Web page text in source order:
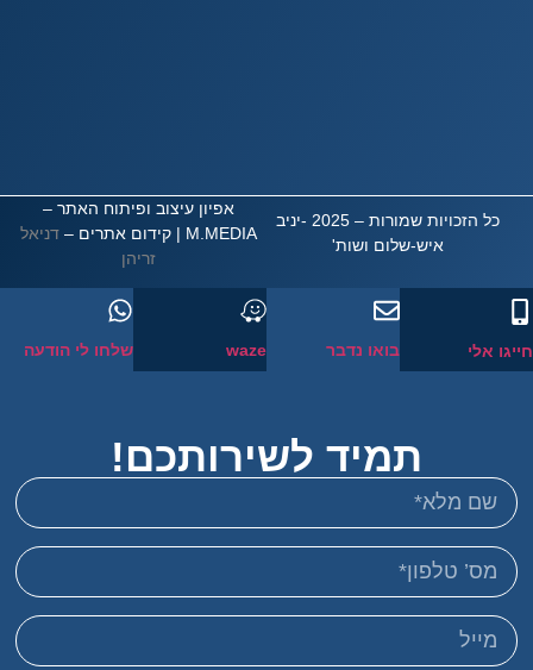
כל הזכויות שמורות – 2025 -יניב
איש-שלום ושות'
אפיון עיצוב ופיתוח האתר –
M.MEDIA| קידום אתרים –דניאל
זריהן
אלי בואו נדבר waze שלחו לי הודעה
תמיד לשירותכם!